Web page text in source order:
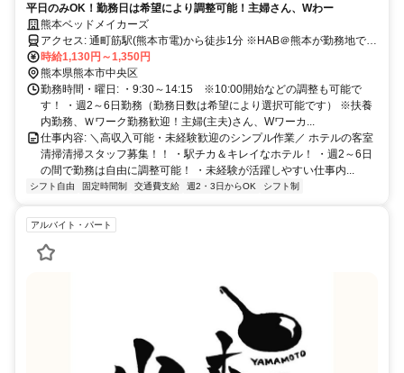
平日のみOK！勤務日は希望により調整可能！主婦さん、Wわー
熊本ベッドメイカーズ
アクセス: 通町筋駅(熊本市電)から徒歩1分 ※HAB＠熊本が勤務地です
♪
時給1,130円～1,350円
熊本県熊本市中央区
勤務時間・曜日: ・9:30～14:15 ※10:00開始などの調整も可能で
す！ ・週2～6日勤務（勤務日数は希望により選択可能です） ※扶養
内勤務、Ｗワーク勤務歓迎！主婦(主夫)さん、Wワーカ...
仕事内容: ＼高収入可能・未経験歓迎のシンプル作業／ ホテルの客室
清掃清掃スタッフ募集！！ ・駅チカ＆キレイなホテル！ ・週2～6日
の間で勤務は自由に調整可能！ ・未経験が活躍しやすい仕事内...
シフト自由 固定時間制 交通費支給 週2・3日からOK シフト制
アルバイト・パート